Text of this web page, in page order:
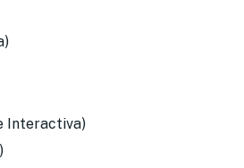
Interactiva)